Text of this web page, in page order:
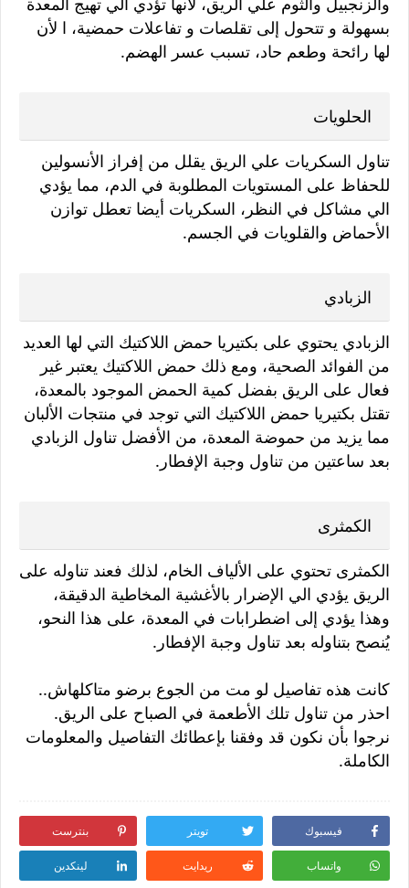
بسهولة و تتحول إلى تقلصات و تفاعلات حمضية، ا لأن
لها رائحة وطعم حاد، تسبب عسر الهضم.
الحلويات
تناول السكريات علي الريق يقلل من إفراز الأنسولين
للحفاظ على المستويات المطلوبة في الدم، مما يؤدي
الي مشاكل في النظر، السكريات أيضا تعطل توازن
الأحماض والقلويات في الجسم.
الزبادي
الزبادي يحتوي على بكتيريا حمض اللاكتيك التي لها العديد
من الفوائد الصحية، ومع ذلك حمض اللاكتيك يعتبر غير
فعال على الريق بفضل كمية الحمض الموجود بالمعدة،
تقتل بكتيريا حمض اللاكتيك التي توجد في منتجات الألبان
مما يزيد من حموضة المعدة، من الأفضل تناول الزبادي
بعد ساعتين من تناول وجبة الإفطار.
الكمثرى
الكمثرى تحتوي على الألياف الخام، لذلك فعند تناوله على
الريق يؤدي الي الإضرار بالأغشية المخاطية الدقيقة،
وهذا يؤدي إلى اضطرابات في المعدة، على هذا النحو،
يُنصح بتناوله بعد تناول وجبة الإفطار.
كانت هذه تفاصيل لو مت من الجوع برضو متاكلهاش..
احذر من تناول تلك الأطعمة في الصباح على الريق.
نرجوا بأن نكون قد وفقنا بإعطائك التفاصيل والمعلومات
الكاملة.
فيسبوك تويتر بنترست
واتساب ريدايت لينكدين